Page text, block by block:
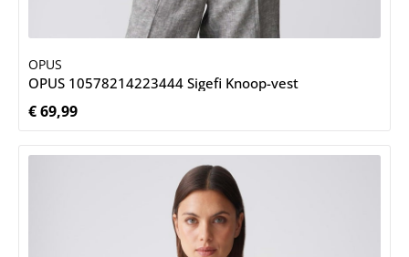
OPUS
OPUS 10578214223444 Sigefi Knoop-vest
Normale prijs:
€ 69,99